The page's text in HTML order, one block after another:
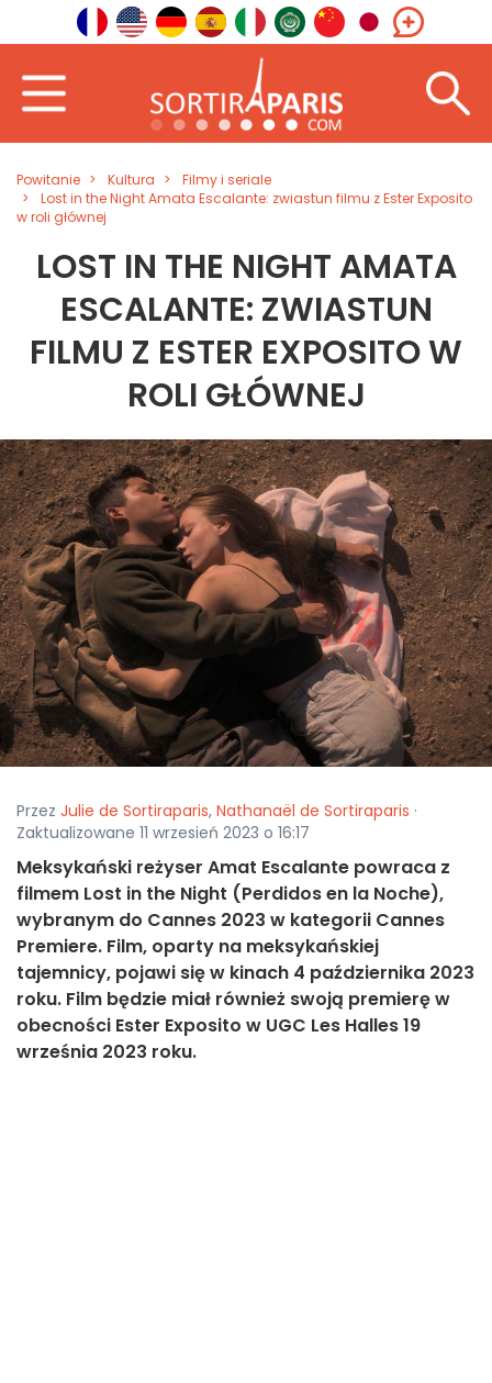
Powitanie Kultura
Filmy i seriale
Lost in the Night Amata Escalante: zwiastun filmu z Ester Exposito
w roli głównej
LOST IN THE NIGHT AMATA
ESCALANTE: ZWIASTUN
FILMU Z ESTER EXPOSITO W
ROLI GŁÓWNEJ
Przez Julie de Sortiraparis, Nathanaël de Sortiraparis ·
Zaktualizowane 11 wrzesień 2023 o 16:17
Meksykański reżyser Amat Escalante powraca z
filmem Lost in the Night (Perdidos en la Noche),
wybranym do Cannes 2023 w kategorii Cannes
Premiere. Film, oparty na meksykańskiej
tajemnicy, pojawi się w kinach 4 października 2023
roku. Film będzie miał również swoją premierę w
obecności Ester Exposito w UGC Les Halles 19
września 2023 roku.